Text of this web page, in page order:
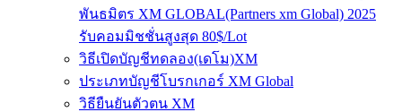
พันธมิตร XM GLOBAL(Partners xm Global) 2025
รับคอมมิชชั่นสูงสุด 80$/Lot
วิธีเปิดบัญชีทดลอง(เดโม)XM
ประเภทบัญชีโบรกเกอร์ XM Global
วิธียืนยันตัวตน XM